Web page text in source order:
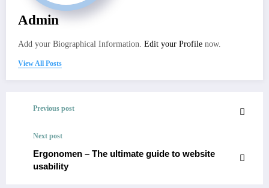
Admin
Add your Biographical Information. Edit your Profile now.
View All Posts
Previous post
Next post
Ergonomen – The ultimate guide to website
usability